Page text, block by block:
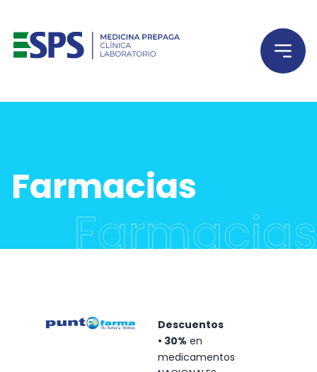
GUÍA MÉDICA
SALUD PREVENTIVA
Farmacias
Farmacias
Descuentos
• 30% en
medicamentos